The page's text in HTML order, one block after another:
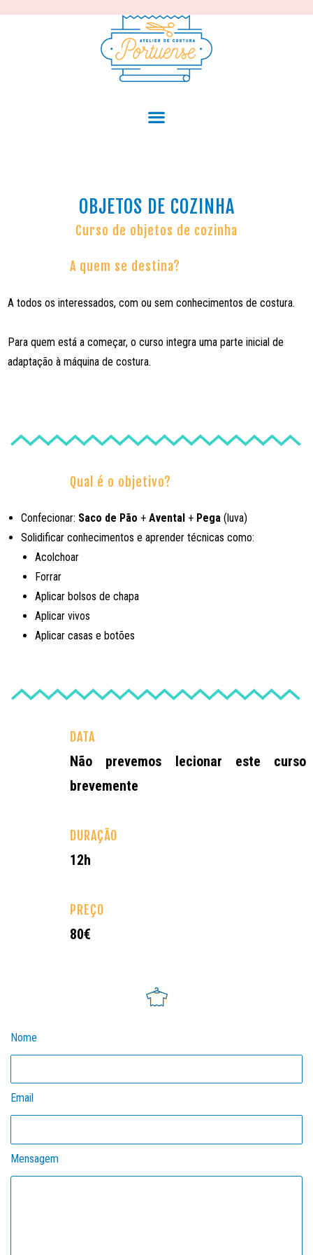
OBJETOS DE COZINHA
Curso de objetos de cozinha
A quem se destina?
A todos os interessados, com ou sem conhecimentos de costura.
Para quem está a começar, o curso integra uma parte inicial de
adaptação à máquina de costura.
Qual é o objetivo?
Confecionar: Saco de Pão + Avental + Pega (luva)
Solidificar conhecimentos e aprender técnicas como:
Acolchoar
Forrar
Aplicar bolsos de chapa
Aplicar vivos
Aplicar casas e botões
DATA
Não prevemos lecionar este curso
brevemente
DURAÇÃO
12h
PREÇO
80€
Nome
Email
Mensagem